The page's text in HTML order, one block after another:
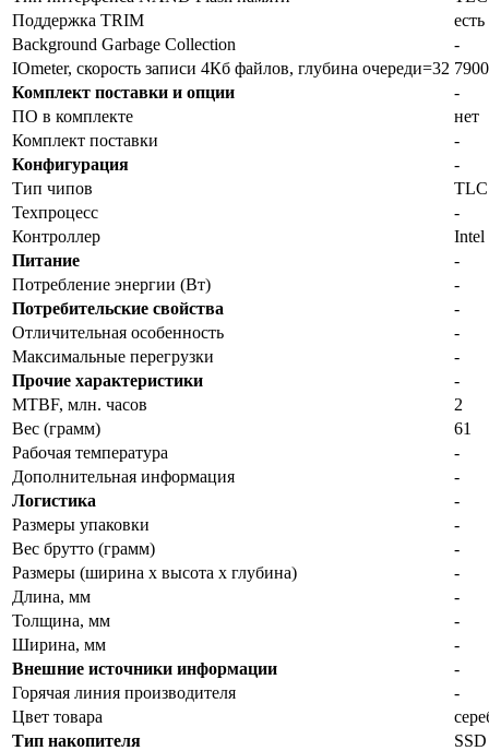
Поддержка TRIM
есть
Background Garbage Collection
-
IOmeter, скорость записи 4Кб файлов, глубина очереди=32
Комплект поставки и опции
-
ПО в комплекте
нет
Комплект поставки
-
Конфигурация
-
Тип чипов
TLC
Техпроцесс
-
Контроллер
Intel
Питание
-
Потребление энергии (Вт)
-
Потребительские свойства
-
Отличительная особенность
-
Максимальные перегрузки
-
Прочие характеристики
-
MTBF, млн. часов
2
Вес (грамм)
61
Рабочая температура
-
Дополнительная информация
-
Логистика
-
Размеры упаковки
-
Вес брутто (грамм)
-
Размеры (ширина x высота x глубина)
-
Длина, мм
-
Толщина, мм
-
Ширина, мм
-
Внешние источники информации
-
Горячая линия производителя
-
Цвет товара
Тип накопителя
SSD